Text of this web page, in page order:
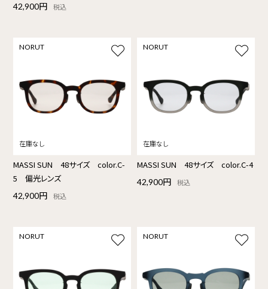
42,900円 税込
NORUT
MASSI SUN 48サイズ color.C-
5 偏光レンズ
42,900円 税込
NORUT
MASSI SUN 48サイズ color.C-4
42,900円 税込
NORUT NORUT